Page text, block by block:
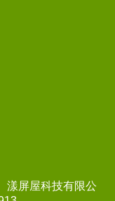
屏屋科技有限公